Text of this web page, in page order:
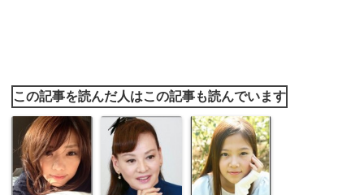
この記事を読んだ人はこの記事も読んでいます